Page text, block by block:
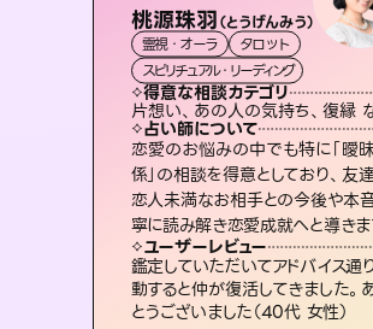
桃源珠羽（とうげんみう）
霊視・オーラ
タロット
スピリチュアル・リーディング
得意な相談カテゴリ
片想い、あの人の気持ち、復縁
占い師について
恋愛のお悩みの中でも特に「曖
係」の相談を得意としており、友
恋人未満なお相手との今後や本
寧に読み解き恋愛成就へと導きま
ユーザーレビュー
鑑定していただいてアドバイス通
動すると仲が復活してきました。
とうございました（40代 女性）
未来視師＊花
霊視・オーラ 心理学
スピリチュアル・リーディング
得意な相談カテゴリ
出逢い、片想い、復縁 など
占い師について
未来には何パターンもの選択
ます。不安で視えにくくなって
たの素敵な未来を見つけ、そ
選択できるようアドバイスしま
ユーザーレビュー
職場の人の性質や人間関係、
本当によく視えていてびっくり
打てて前向きになれます（40
おう 霊感オラクル
霊視・オーラ
オラクルカード
得意な相談カテゴリ
恋愛総合、あの人の気持ち
占い師について
霊視×オラクルカードを使っ
「未来」そして「気になるあ
ち」まで丁寧に読み解き、恋
ントを優しく引き出します。
ユーザーレビュー
不安な気持ちが嘘みたいに
た…！よく視えていらっしゃ
感じました（40代 女性）
アイリス -iris-
西洋占星術
ルーン
得意な相談カテゴリ
恋愛総合、片想い、二人
占い師について
復縁、恋愛、不倫の行方、同性愛や片思い、仕事関係や借金問題まで知りたいことや心の負担になっていること
ユーザーレビュー
安心感のあり、言い切って
さない鑑定のおかげで、毎
持ちを整えられます（30代
彗望（すいぼう
霊視・オーラ
スピリチュアル・リーディ
得意な相談カテゴリ
片想い、あの人の気持
占い師について
3,700年以上の歴史を
占術「易占」で詳細まで
かう道筋を示します。厳
体的な対策をお伝えし
ユーザーレビュー
複雑な背景もしっかり聞
いただけました。気持ちが
た（50代 女性）
セラピスト理恵
霊視・オーラ タロ
スピリチュアル・リーディ
得意な相談カテゴ
片想い、二人の未来、
占い師について
連絡再開、復縁、成就
多数。セラピストとし
験があるからこそでき
い未来をサポートしま
ユーザーレビュー
とても心温まる鑑定でした
らは何も言っていないのに
しゃるんだなと驚きです（